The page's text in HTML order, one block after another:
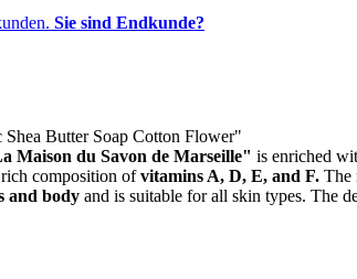
Sie sind Endkunde?
Butter Soap Cotton Flower"
Maison du Savon de Marseille" is enriched
composition ofvitamins A, D, E, and F. The
and body and is suitable for all skin types. The